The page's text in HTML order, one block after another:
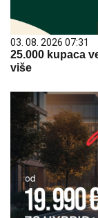
03. 08. 2026 07:31
25.000 kupaca
više